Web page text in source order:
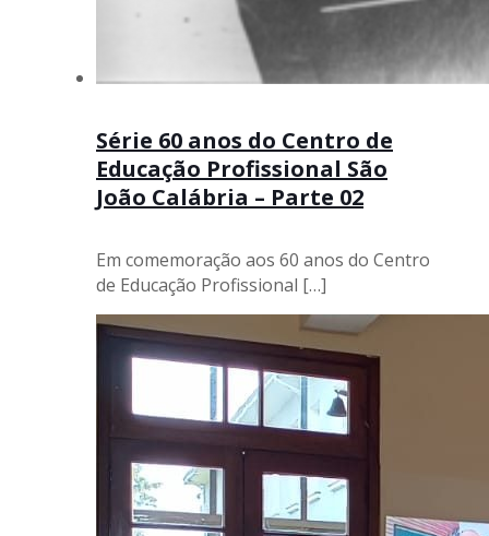
Série 60 anos do Centro de
Educação Profissional São
João Calábria – Parte 02
Em comemoração aos 60 anos do Centro
de Educação Profissional […]